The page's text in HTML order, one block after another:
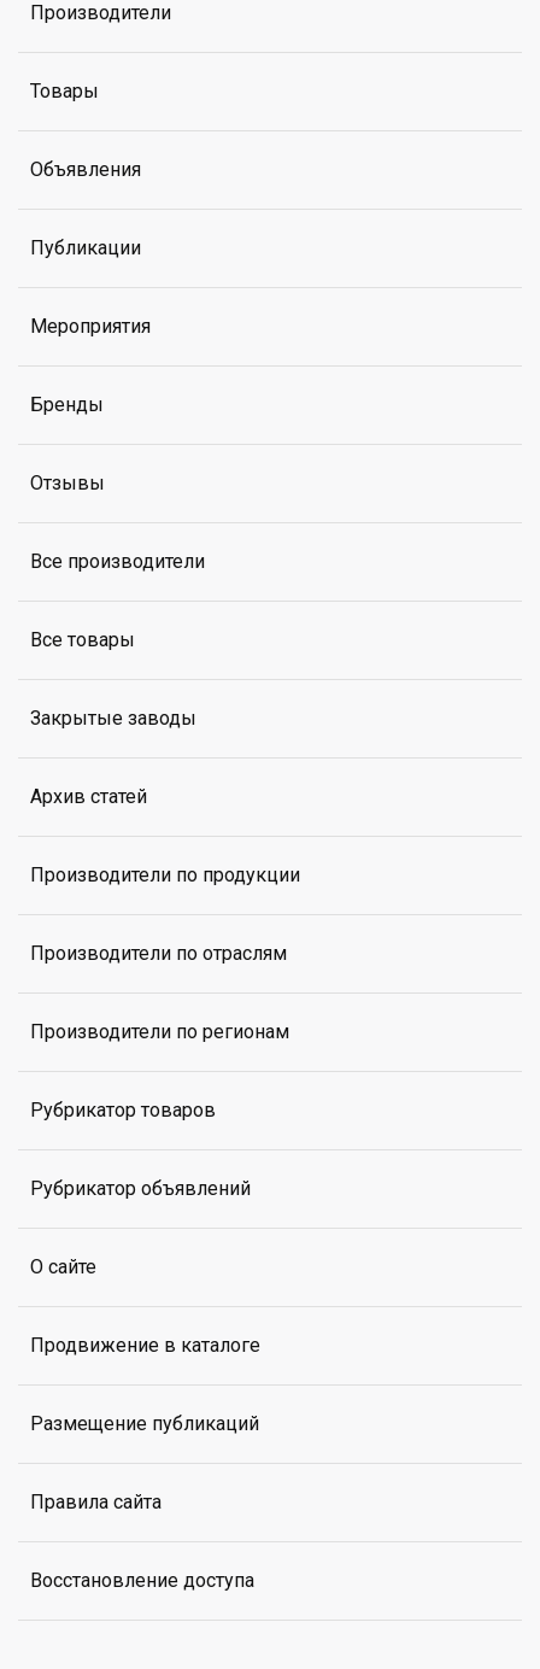
Производители
Товары
Объявления
Публикации
Мероприятия
Бренды
Отзывы
Все производители
Все товары
Закрытые заводы
Архив статей
Производители по продукции
Производители по отраслям
Производители по регионам
Рубрикатор товаров
Рубрикатор объявлений
О сайте
Продвижение в каталоге
Размещение публикаций
Правила сайта
Восстановление доступа